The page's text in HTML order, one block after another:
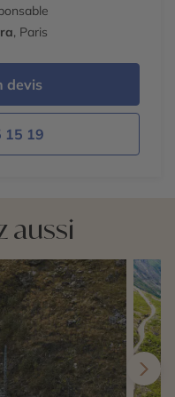
, Paris
devis
15 19
aussi